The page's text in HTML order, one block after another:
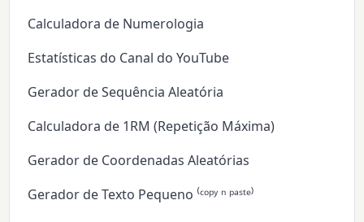
Calculadora de Numerologia
Estatísticas do Canal do YouTube
Gerador de Sequência Aleatória
Calculadora de 1RM (Repetição Máxima)
Gerador de Coordenadas Aleatórias
Gerador de Texto Pequeno ⁽ᶜᵒᵖʸ ⁿ ᵖᵃˢᵗᵉ⁾